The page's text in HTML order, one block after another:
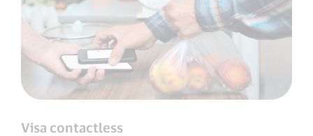
Visa contactless